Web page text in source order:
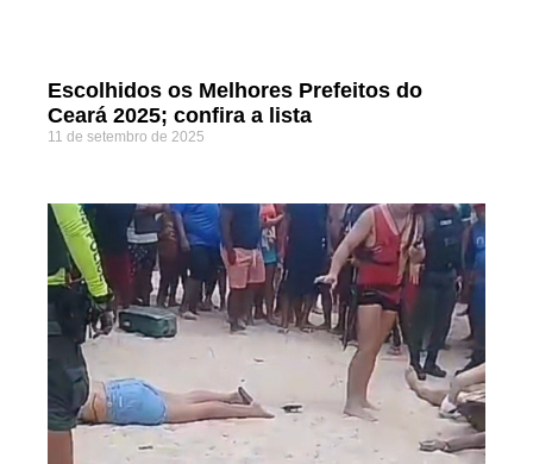
Escolhidos os Melhores Prefeitos do
Ceará 2025; confira a lista
11 de setembro de 2025